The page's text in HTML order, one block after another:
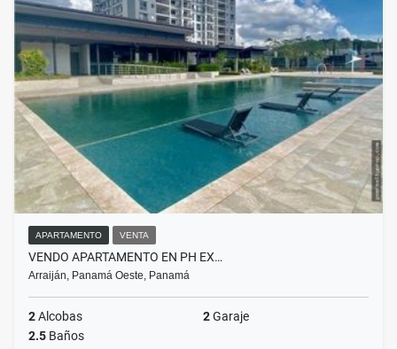
APARTAMENTO VENTA
VENDO APARTAMENTO EN PH EX…
Arraiján, Panamá Oeste, Panamá
2Alcobas 2Garaje
2.5 Baños